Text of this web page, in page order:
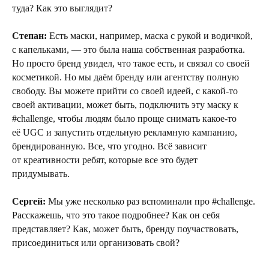
туда? Как это выглядит?
Степан: Есть маски, например, маска с рукой и водичкой,
с капельками, — это была наша собственная разработка.
Но просто бренд увидел, что такое есть, и связал со своей
косметикой. Но мы даём бренду или агентству полную
свободу. Вы можете прийти со своей идеей, с какой-то
своей активации, может быть, подключить эту маску к
#challenge, чтобы людям было проще снимать какое-то
её UGC и запустить отдельную рекламную кампанию,
брендированную. Все, что угодно. Всё зависит
от креативности ребят, которые все это будет
придумывать.
Сергей: Мы уже несколько раз вспоминали про #challenge.
Расскажешь, что это такое подробнее? Как он себя
представляет? Как, может быть, бренду поучаствовать,
присоединиться или организовать свой?